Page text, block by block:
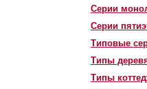
Серии
Серии
Типовые
Типы
Типы